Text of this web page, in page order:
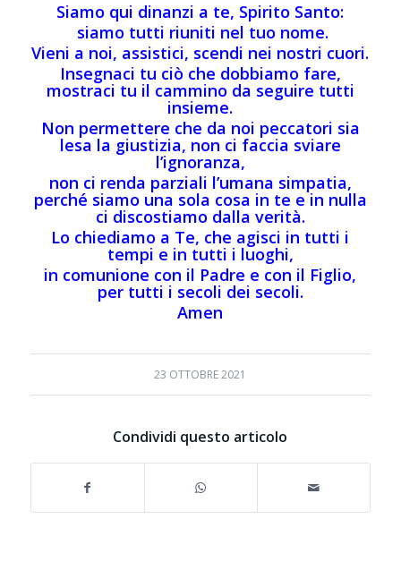
Siamo qui dinanzi a te, Spirito Santo:
siamo tutti riuniti nel tuo nome.
Vieni a noi, assistici, scendi nei nostri cuori.
Insegnaci tu ciò che dobbiamo fare,
mostraci tu il cammino da seguire tutti
insieme.
Non permettere che da noi peccatori sia
lesa la giustizia, non ci faccia sviare
l’ignoranza,
non ci renda parziali l’umana simpatia,
perché siamo una sola cosa in te e in nulla
ci discostiamo dalla verità.
Lo chiediamo a Te, che agisci in tutti i
tempi e in tutti i luoghi,
in comunione con il Padre e con il Figlio,
per tutti i secoli dei secoli.
Amen
23 OTTOBRE 2021
Condividi questo articolo